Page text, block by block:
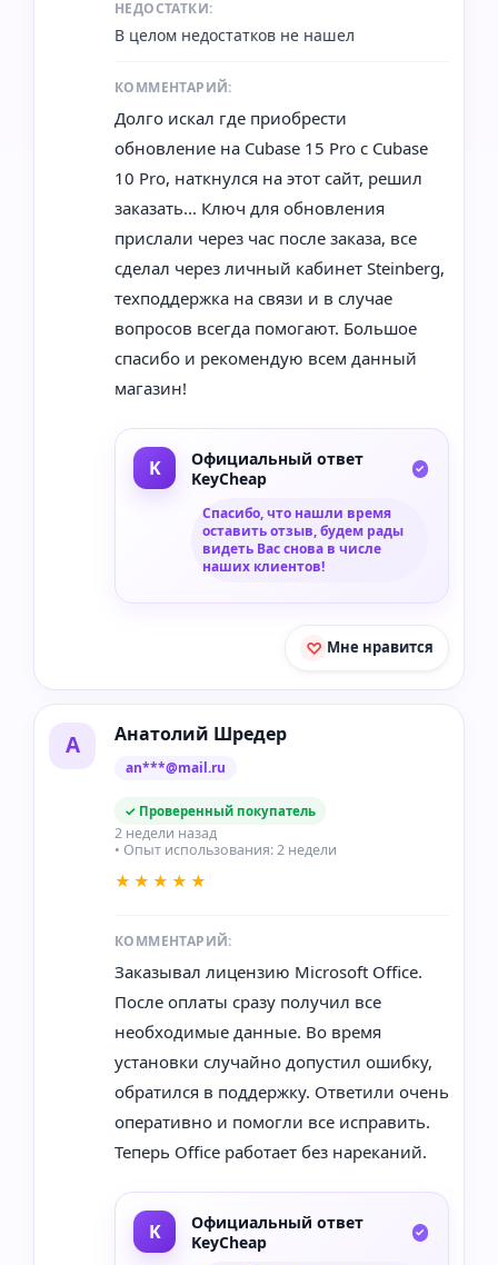
НЕДОСТАТКИ:
В целом недостатков не нашел
КОММЕНТАРИЙ:
Долго искал где приобрести
обновление на Cubase 15 Pro с Cubase
10 Pro, наткнулся на этот сайт, решил
заказать... Ключ для обновления
прислали через час после заказа, все
сделал через личный кабинет Steinberg,
техподдержка на связи и в случае
вопросов всегда помогают. Большое
спасибо и рекомендую всем данный
магазин!
Официальный ответ
KeyCheap
Спасибо, что нашли время
оставить отзыв, будем рады
видеть Вас снова в числе
наших клиентов!
Мне нравится
А Анатолий Шредер
an***@mail.ru
✓ Проверенный покупатель
2 недели назад
• Опыт использования: 2 недели
★★★★★
КОММЕНТАРИЙ:
Заказывал лицензию Microsoft Office.
После оплаты сразу получил все
необходимые данные. Во время
установки случайно допустил ошибку,
обратился в поддержку. Ответили очень
оперативно и помогли все исправить.
Теперь Office работает без нареканий.
Официальный ответ
KeyCheap